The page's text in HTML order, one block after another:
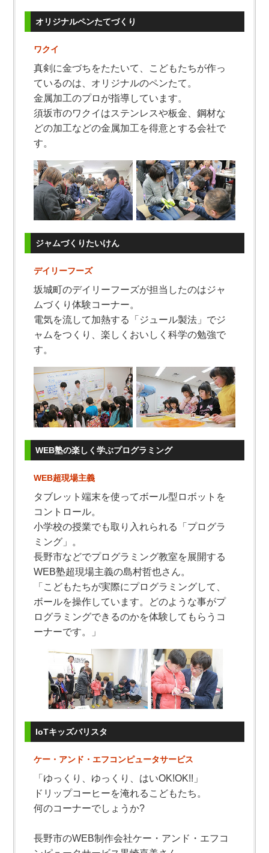
オリジナルペンたてづくり
ワクイ
真剣に金づちをたたいて、こどもたちが作っ
ているのは、オリジナルのペンたて。
金属加工のプロが指導しています。
須坂市のワクイはステンレスや板金、鋼材な
どの加工などの金属加工を得意とする会社で
す。
ジャムづくりたいけん
デイリーフーズ
坂城町のデイリーフーズが担当したのはジャ
ムづくり体験コーナー。
電気を流して加熱する「ジュール製法」でジ
ャムをつくり、楽しくおいしく科学の勉強で
す。
WEB塾の楽しく学ぶプログラミング
WEB超現場主義
タブレット端末を使ってボール型ロボットを
コントロール。
小学校の授業でも取り入れられる「プログラ
ミング」。
長野市などでプログラミング教室を展開する
WEB塾超現場主義の島村哲也さん。
「こどもたちが実際にプログラミングして、
ボールを操作しています。どのような事がプ
ログラミングできるのかを体験してもらうコ
ーナーです。」
IoTキッズバリスタ
ケー・アンド・エフコンピュータサービス
「ゆっくり、ゆっくり、はいOK!OK!!」
ドリップコーヒーを淹れるこどもたち。
何のコーナーでしょうか?
長野市のWEB制作会社ケー・アンド・エフコ